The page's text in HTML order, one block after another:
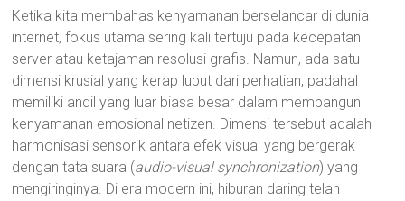
Ketika kita membahas kenyamanan berselancar di dunia
internet, fokus utama sering kali tertuju pada kecepatan
server atau ketajaman resolusi grafis. Namun, ada satu
dimensi krusial yang kerap luput dari perhatian, padahal
memiliki andil yang luar biasa besar dalam membangun
kenyamanan emosional netizen. Dimensi tersebut adalah
harmonisasi sensorik antara efek visual yang bergerak
dengan tata suara (audio-visual synchronization) yang
mengiringinya. Di era modern ini, hiburan daring telah